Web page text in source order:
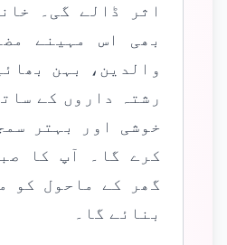
اثر ڈالے گی۔
بھی اس مہینے
والدین، بہن
رشتہ داروں کے
خوشی اور بہتر
کرے گا۔ آپ کا
گھر کے ماحول کو
بنائے گا۔